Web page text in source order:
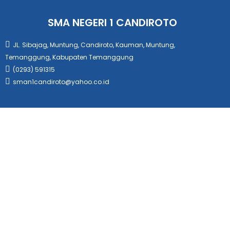
SMA NEGERI 1 CANDIROTO
JL. Sibajag, Muntung, Candiroto, Kauman, Muntung,
Temanggung, Kabupaten Temanggung
(0293) 591315
sman1candiroto@yahoo.co.id